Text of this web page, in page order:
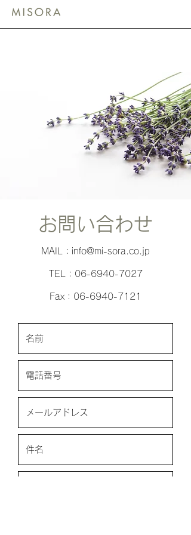
お問い合わせ
MAIL： info@mi-sora.co.jp
TEL：06-6940-7027
Fax：06-6940-7121